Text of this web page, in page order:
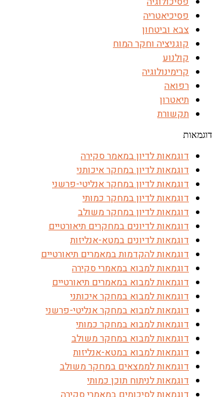
פסיכיאטריה
צבא וביטחון
קוגניציה וחקר המוח
קולנוע
קרימינולוגיה
רפואה
תיאטרון
תקשורת
דוגמאות
דוגמאות לדיון במאמר סקירה
דוגמאות לדיון במחקר איכותני
דוגמאות לדיון במחקר אנליטי-פרשני
דוגמאות לדיון במחקר כמותי
דוגמאות לדיון במחקר משולב
דוגמאות לדיונים במחקרים תיאורטיים
דוגמאות לדיונים במטא-אנליזות
דוגמאות להקדמות במאמרים תיאורטיים
דוגמאות למבוא במאמרי סקירה
דוגמאות למבוא במאמרים תיאורטיים
דוגמאות למבוא במחקר איכותני
דוגמאות למבוא במחקר אנליטי-פרשני
דוגמאות למבוא במחקר כמותי
דוגמאות למבוא במחקר משולב
דוגמאות למבוא במטא-אנליזות
דוגמאות לממצאים במחקר משולב
דוגמאות לניתוח תוכן כמותי